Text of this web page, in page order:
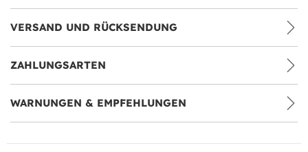
VERSAND UND RÜCKSENDUNG
ZAHLUNGSARTEN
WARNUNGEN & EMPFEHLUNGEN